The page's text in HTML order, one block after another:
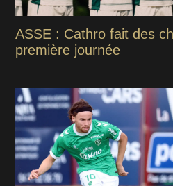
ASSE : Cathro fait des
première journée